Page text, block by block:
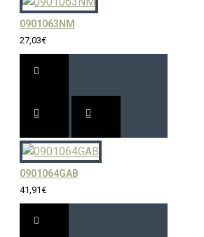
0901063NM
27,03€
0901064GAB
41,91€